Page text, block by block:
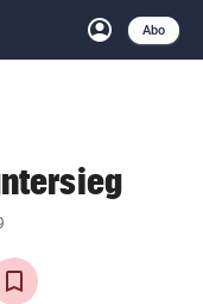
account_circle
Anmelden
Abo
close Schließen
arrow_right
arrow_right